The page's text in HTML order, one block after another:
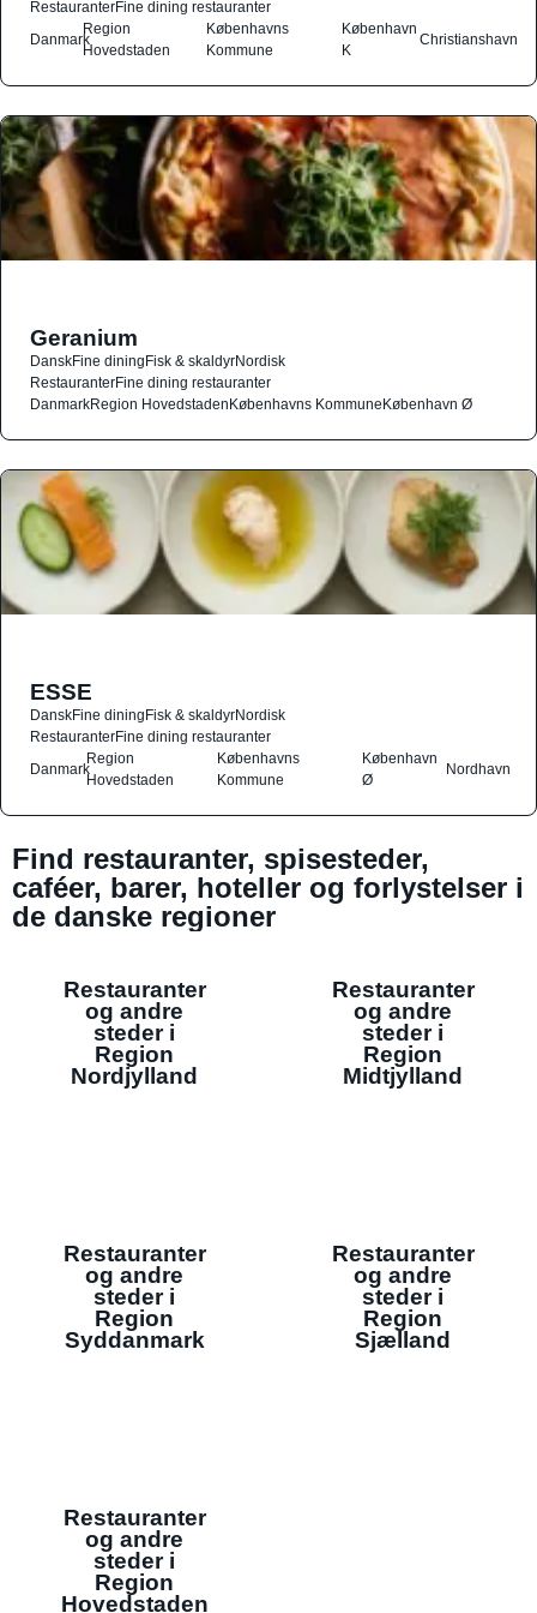
RestauranterFine dining restauranter
Danmark
Region
Hovedstaden
Københavns
Kommune
København
K
Christianshavn
Geranium
DanskFine diningFisk & skaldyrNordisk
RestauranterFine dining restauranter
DanmarkRegion HovedstadenKøbenhavns KommuneKøbenhavn Ø
ESSE
DanskFine diningFisk & skaldyrNordisk
RestauranterFine dining restauranter
Danmark
Region
Hovedstaden
Københavns
Kommune
København
Ø
Nordhavn
Find restauranter, spisesteder,
caféer, barer, hoteller og forlystelser i
de danske regioner
Restauranter
og andre
steder i
Region
Nordjylland
Restauranter
og andre
steder i
Region
Midtjylland
Restauranter
og andre
steder i
Region
Syddanmark
Restauranter
og andre
steder i
Region
Sjælland
Restauranter
og andre
steder i
Region
Hovedstaden